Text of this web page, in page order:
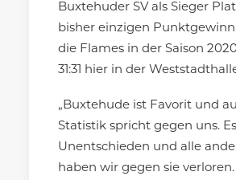
Buxtehuder SV als Sieger
bisher einzigen
die Flames in der Saison
31:31 hier in der
„Buxtehude ist Favorit und
Statistik spricht gegen uns.
Unentschieden und alle
haben wir gegen sie verloren.